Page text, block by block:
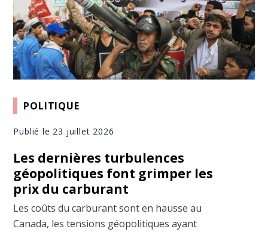
POLITIQUE
Publié le 23 juillet 2026
Les dernières turbulences
géopolitiques font grimper les
prix du carburant
Les coûts du carburant sont en hausse au
Canada, les tensions géopolitiques ayant